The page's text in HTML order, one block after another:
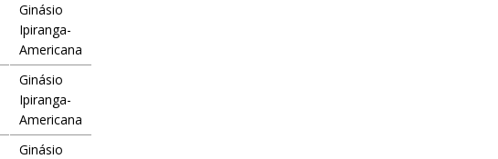
Ginásio
Ipiranga-
Americana
Ginásio
Ipiranga-
Americana
Ginásio